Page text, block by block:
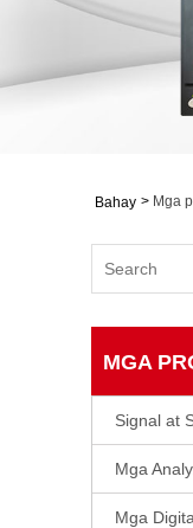
Bahay > Mga
MGA
Signal at
Mga
Mga